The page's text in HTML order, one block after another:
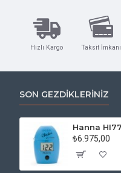
Hızlı Kargo Taksit İmkanı
SON GEZDIKLERINIZ
₺6.975,00